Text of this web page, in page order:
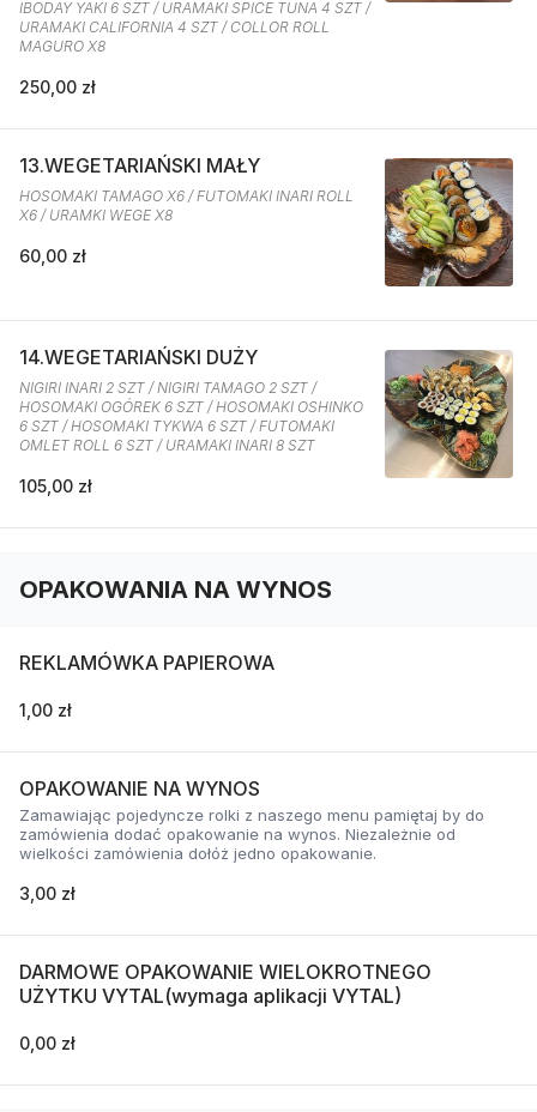
IBODAY YAKI 6 SZT / URAMAKI SPICE TUNA 4 SZT /
URAMAKI CALIFORNIA 4 SZT / COLLOR ROLL
MAGURO X8
250,00 zł
13.WEGETARIAŃSKI MAŁY
HOSOMAKI TAMAGO X6 / FUTOMAKI INARI ROLL
X6 / URAMKI WEGE X8
60,00 zł
14.WEGETARIAŃSKI DUŻY
NIGIRI INARI 2 SZT / NIGIRI TAMAGO 2 SZT /
HOSOMAKI OGÓREK 6 SZT / HOSOMAKI OSHINKO
6 SZT / HOSOMAKI TYKWA 6 SZT / FUTOMAKI
OMLET ROLL 6 SZT / URAMAKI INARI 8 SZT
105,00 zł
OPAKOWANIA NA WYNOS
REKLAMÓWKA PAPIEROWA
1,00 zł
OPAKOWANIE NA WYNOS
Zamawiając pojedyncze rolki z naszego menu pamiętaj by do
zamówienia dodać opakowanie na wynos. Niezależnie od
wielkości zamówienia dołóż jedno opakowanie.
3,00 zł
DARMOWE OPAKOWANIE WIELOKROTNEGO
UŻYTKU VYTAL(wymaga aplikacji VYTAL)
0,00 zł